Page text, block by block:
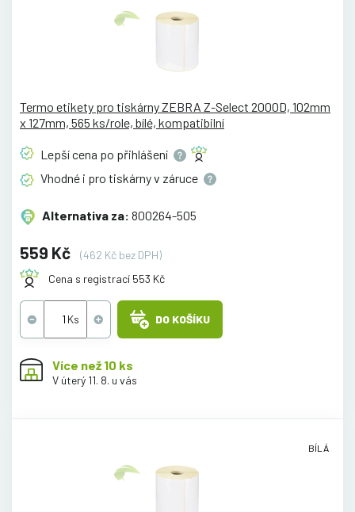
Termo etikety pro tiskárny ZEBRA Z-Select 2000D, 102mm
x 127mm, 565 ks/role, bílé, kompatibilní
Lepší cena po přihlášení
Vhodné i pro tiskárny v záruce
Alternativa za: 800264-505
559 Kč
(462 Kč bez DPH)
Cena s registrací 553 Kč
DO KOŠÍKU
Více než 10 ks
V úterý 11. 8. u vás
BÍLÁ